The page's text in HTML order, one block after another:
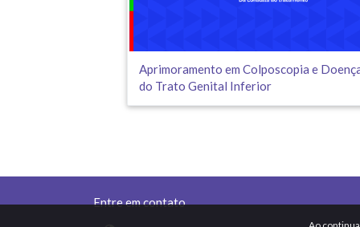
Aprimoramento em Colposcopia e
do Trato Genital Inferior
Entre em contato